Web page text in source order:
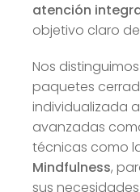
atención
objetivo claro
Nos
paquetes
individualizada
avanzadas
técnicas como
Mindfulness,
sus